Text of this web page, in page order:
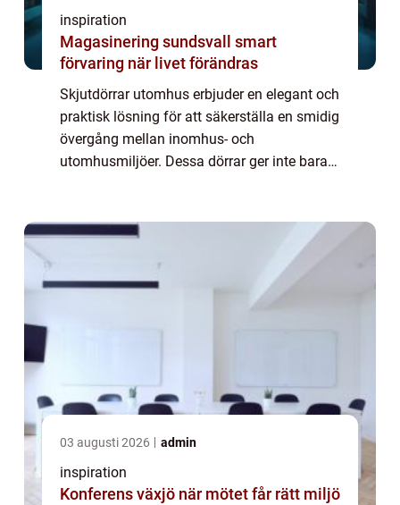
inspiration
Magasinering sundsvall smart
förvaring när livet förändras
Skjutdörrar utomhus erbjuder en elegant och
praktisk lösning för att säkerställa en smidig
övergång mellan inomhus- och
utomhusmiljöer. Dessa dörrar ger inte bara
03 augusti 2026 admin
inspiration
Konferens växjö när mötet får rätt miljö